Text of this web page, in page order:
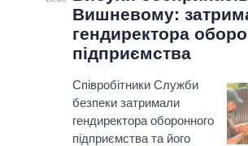
Вишневому:
гендиректора
підприємства
Співробітники Служби
безпеки затримали
гендиректора оборонного
підприємства та його